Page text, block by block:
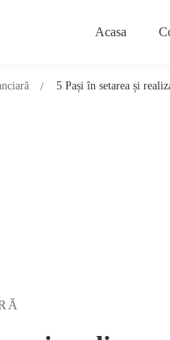
Acasa
5 Pași în setarea și